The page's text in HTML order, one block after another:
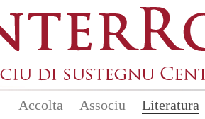
Accolta Associu Literatura